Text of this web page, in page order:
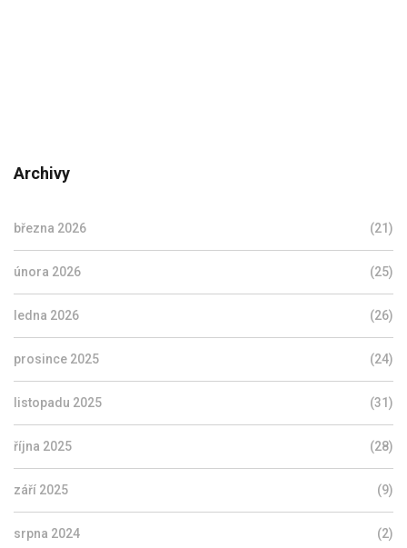
Archivy
března 2026 (21)
února 2026 (25)
ledna 2026 (26)
prosince 2025 (24)
listopadu 2025 (31)
října 2025 (28)
září 2025 (9)
srpna 2024 (2)